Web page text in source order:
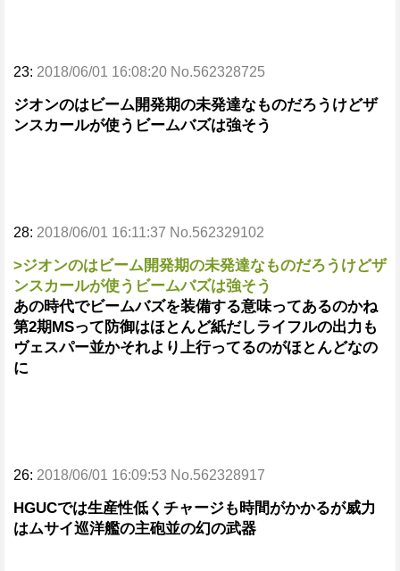
23: 2018/06/01 16:08:20 No.562328725
ジオンのはビーム開発期の未発達なものだろうけどザ
ンスカールが使うビームバズは強そう
28: 2018/06/01 16:11:37 No.562329102
>ジオンのはビーム開発期の未発達なものだろうけどザ
ンスカールが使うビームバズは強そう
あの時代でビームバズを装備する意味ってあるのかね
第2期MSって防御はほとんど紙だしライフルの出力も
ヴェスパー並かそれより上行ってるのがほとんどなの
に
26: 2018/06/01 16:09:53 No.562328917
HGUCでは生産性低くチャージも時間がかかるが威力
はムサイ巡洋艦の主砲並の幻の武器